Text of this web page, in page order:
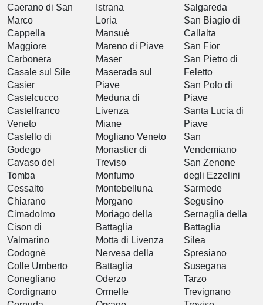
Caerano di San
Marco
Cappella
Maggiore
Carbonera
Casale sul Sile
Casier
Castelcucco
Castelfranco
Veneto
Castello di
Godego
Cavaso del
Tomba
Cessalto
Chiarano
Cimadolmo
Cison di
Valmarino
Codognè
Colle Umberto
Conegliano
Cordignano
Istrana
Loria
Mansuè
Mareno di Piave
Maser
Maserada sul
Piave
Meduna di
Livenza
Miane
Mogliano Veneto
Monastier di
Treviso
Monfumo
Montebelluna
Morgano
Moriago della
Battaglia
Motta di Livenza
Nervesa della
Battaglia
Oderzo
Ormelle
Salgareda
San Biagio di
Callalta
San Fior
San Pietro di
Feletto
San Polo di
Piave
Santa Lucia di
Piave
San
Vendemiano
San Zenone
degli Ezzelini
Sarmede
Segusino
Sernaglia della
Battaglia
Silea
Spresiano
Susegana
Tarzo
Trevignano